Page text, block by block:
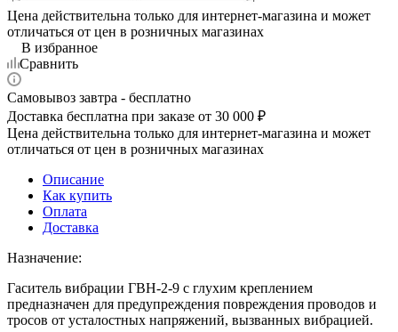
Цена действительна только для интернет-магазина и может
отличаться от цен в розничных магазинах
В избранное
Сравнить
Самовывоз завтра - бесплатно
Доставка бесплатна при заказе от 30 000 ₽
Цена действительна только для интернет-магазина и может
отличаться от цен в розничных магазинах
Описание
Как купить
Оплата
Доставка
Назначение:
Гаситель вибрации ГВН-2-9 с глухим креплением
предназначен для предупреждения повреждения проводов и
тросов от усталостных напряжений, вызванных вибрацией.